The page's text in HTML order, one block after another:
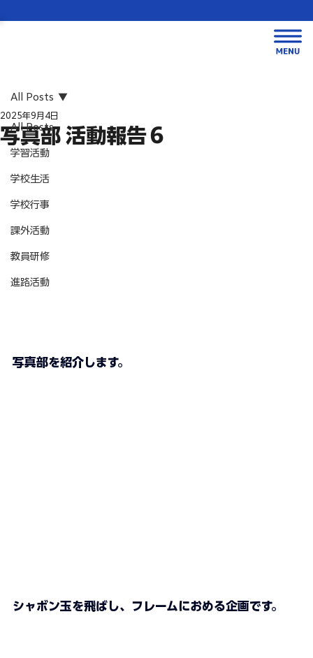
All Posts
学習活動
学校生活
学校行事
課外活動
教員研修
進路活動
All Posts
写真部 活動報告６
2025年9月4日
写真部を紹介します。
シャボン玉を飛ばし、フレームにおめる企画です。